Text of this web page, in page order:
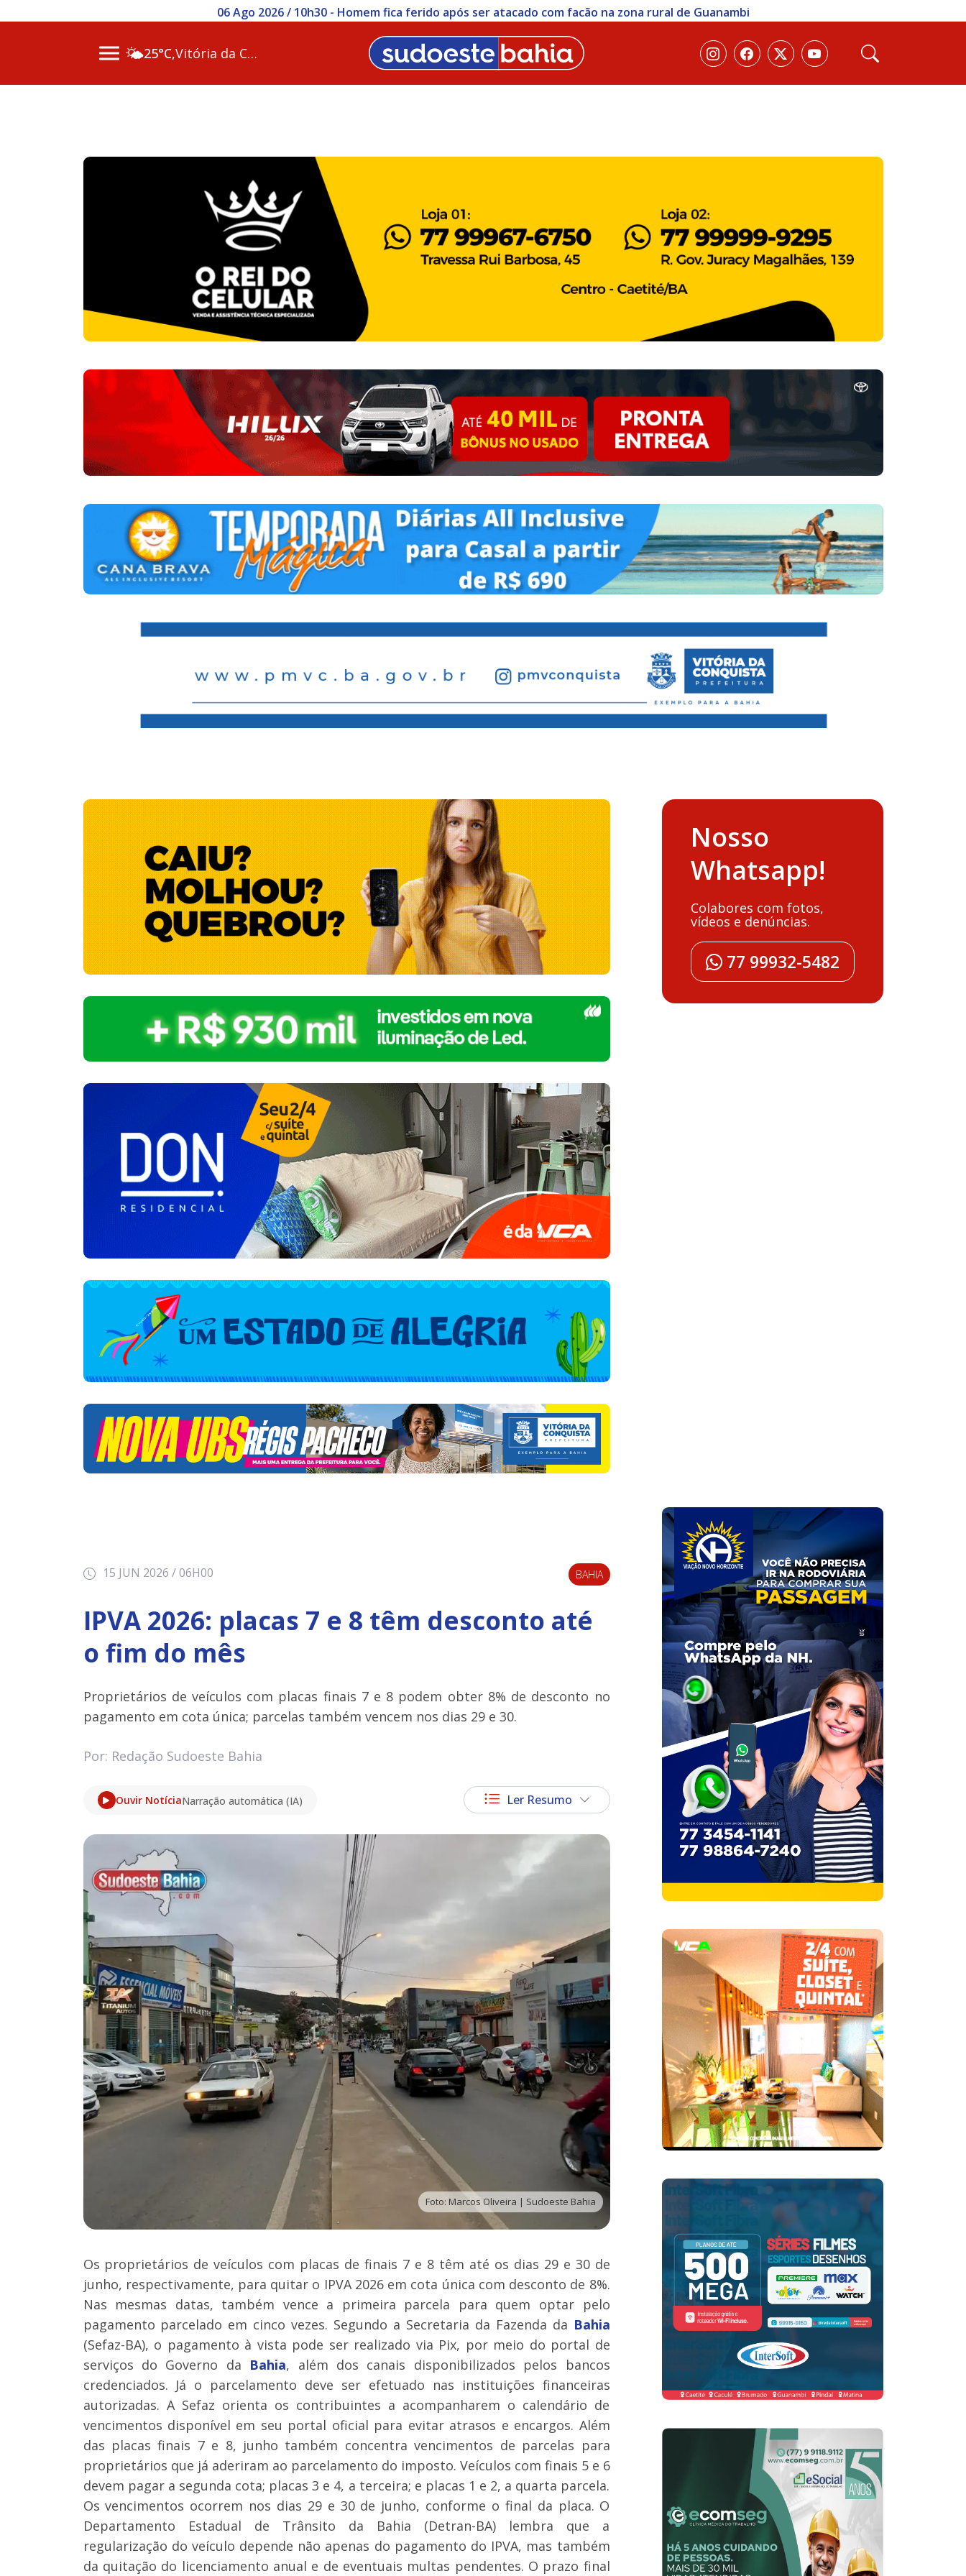
06 Ago 2026 / 10h30 - Homem fica ferido após ser atacado com facão na zona rural de Guanambi
🌤️25°C, Vitória da Conq…
15 JUN 2026 / 06H00 BAHIA
IPVA 2026: placas 7 e 8 têm desconto até
o fim do mês
Proprietários de veículos com placas finais 7 e 8 podem obter 8% de desconto no
pagamento em cota única; parcelas também vencem nos dias 29 e 30.
Por: Redação Sudoeste Bahia
Ouvir NotíciaNarração automática (IA) Ler Resumo
Foto: Marcos Oliveira | Sudoeste Bahia
Os proprietários de veículos com placas de finais 7 e 8 têm até os dias 29 e 30 de
junho, respectivamente, para quitar o IPVA 2026 em cota única com desconto de 8%.
Nas mesmas datas, também vence a primeira parcela para quem optar pelo
pagamento parcelado em cinco vezes. Segundo a Secretaria da Fazenda da Bahia
(Sefaz-BA), o pagamento à vista pode ser realizado via Pix, por meio do portal de
serviços do Governo da Bahia, além dos canais disponibilizados pelos bancos
credenciados. Já o parcelamento deve ser efetuado nas instituições financeiras
autorizadas. A Sefaz orienta os contribuintes a acompanharem o calendário de
vencimentos disponível em seu portal oficial para evitar atrasos e encargos. Além
das placas finais 7 e 8, junho também concentra vencimentos de parcelas para
proprietários que já aderiram ao parcelamento do imposto. Veículos com finais 5 e 6
devem pagar a segunda cota; placas 3 e 4, a terceira; e placas 1 e 2, a quarta parcela.
Os vencimentos ocorrem nos dias 29 e 30 de junho, conforme o final da placa. O
Departamento Estadual de Trânsito da Bahia (Detran-BA) lembra que a
regularização do veículo depende não apenas do pagamento do IPVA, mas também
da quitação do licenciamento anual e de eventuais multas pendentes. O prazo final
Nosso
Whatsapp!
Colabores com fotos,
vídeos e denúncias.
77 99932-5482